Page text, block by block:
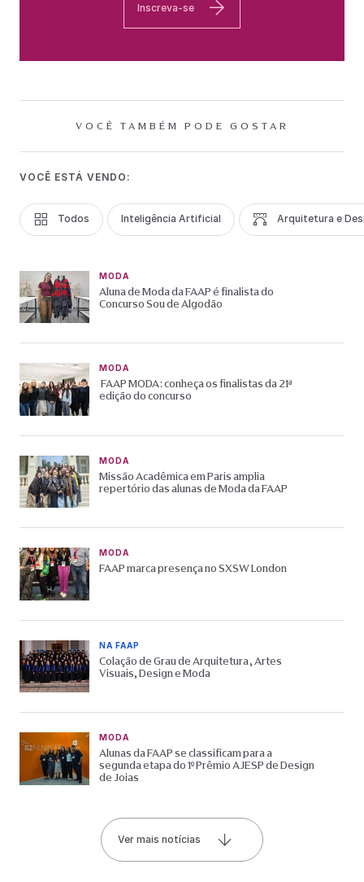
Inscreva-se
VOCÊ TAMBÉM PODE GOSTAR
VOCÊ ESTÁ VENDO:
Todos Inteligência Artificial Arquitetura e
MODA
Aluna de Moda da FAAP é finalista do
Concurso Sou de Algodão
MODA
FAAP MODA: conheça os finalistas da 21ª
edição do concurso
MODA
Missão Acadêmica em Paris amplia
repertório das alunas de Moda da FAAP
MODA
FAAP marca presença no SXSW London
NA FAAP
Colação de Grau de Arquitetura, Artes
Visuais, Design e Moda
MODA
Alunas da FAAP se classificam para a
segunda etapa do 1º Prêmio AJESP de Design
de Joias
Ver mais notícias